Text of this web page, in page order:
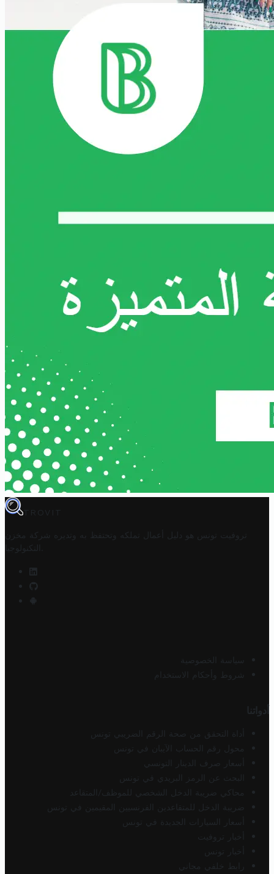
TROVIT
تروفيت تونس هو دليل أعمال تملكه وتحتفظ به وتديره
شركة مخزن
التكنولوجيا
سياسة الخصوصية
شروط وأحكام الاستخدام
أدواتنا
أداة التحقق من صحة الرقم الضريبي تونس
محول رقم الحساب الآيبان في تونس
أسعار صرف الدينار التونسي
البحث عن الرمز البريدي في تونس
محاكي ضريبة الدخل الشخصي للموظف/المتقاعد
ضريبة الدخل للمتقاعدين الفرنسيين المقيمين في تونس
أسعار السيارات الجديدة في تونس
أخبار تروفيت
أخبار تونس
رابط خلفي مجاني